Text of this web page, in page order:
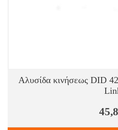
Αλυσίδα κινήσεως DID